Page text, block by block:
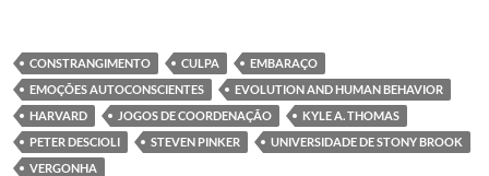
CONSTRANGIMENTO CULPA
EMBARAÇO
EMOÇÕES AUTOCONSCIENTES
EVOLUTION AND HUMAN BEHAVIOR
HARVARD
JOGOS DE COORDENAÇÃO
KYLE A. THOMAS
PETER DESCIOLI
STEVEN PINKER
UNIVERSIDADE DE STONY BROOK
VERGONHA